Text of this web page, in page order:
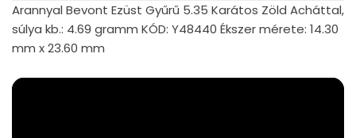
Arannyal Bevont Ezüst Gyűrű 5.35 Karátos Zöld Acháttal,
súlya kb.: 4.69 gramm KÓD: Y48440 Ékszer mérete: 14.30
mm x 23.60 mm